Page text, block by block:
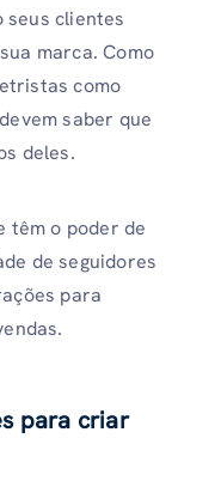
seus clientes
marca. Como
como
saber que
deles.
têm o poder de
de seguidores
para
para criar